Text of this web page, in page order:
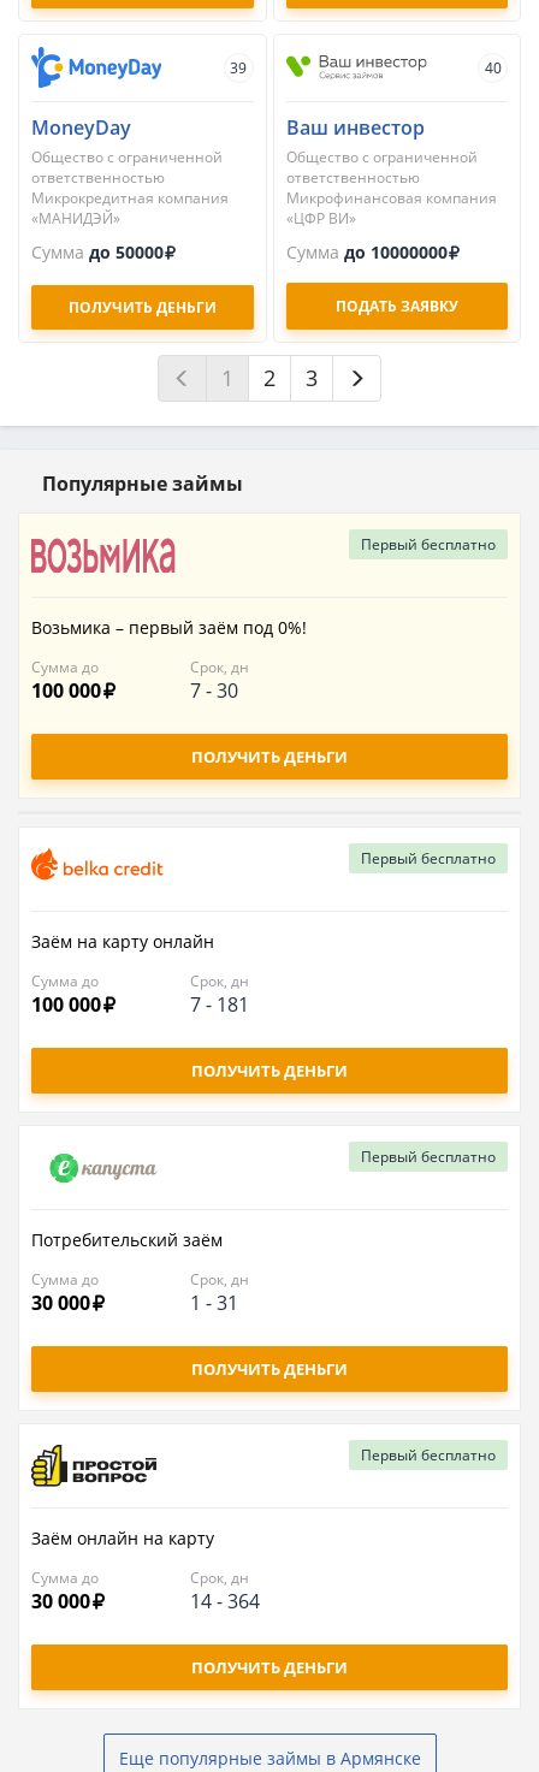
39
MoneyDay
Общество с ограниченной
ответственностью
Микрокредитная компания
«МАНИДЭЙ»
Сумма до 50000
ПОЛУЧИТЬ ДЕНЬГИ
40
Ваш инвестор
Общество с ограниченной
ответственностью
Микрофинансовая компания
«ЦФР ВИ»
Сумма до 10000000
ПОДАТЬ ЗАЯВКУ
1 2 3
Популярные займы
Возьмика – первый заём под 0%!
Сумма до
100 000
Срок, дн
7-30
Первый бесплатно
ПОЛУЧИТЬ ДЕНЬГИ
Заём на карту онлайн
Сумма до
100 000
Срок, дн
7- 181
Первый бесплатно
ПОЛУЧИТЬ ДЕНЬГИ
Потребительский заём
Сумма до
30 000
Срок, дн
1 -31
Первый бесплатно
ПОЛУЧИТЬ ДЕНЬГИ
Заём онлайн на карту
Сумма до
30 000
Срок, дн
14-364
Первый бесплатно
ПОЛУЧИТЬ ДЕНЬГИ
Еще популярные займы в Армянске